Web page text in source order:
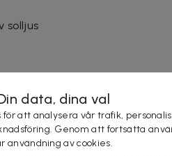
solljus
data, dina val
för att analysera vår trafik,
Genom att fortsätta
användning av cookies.